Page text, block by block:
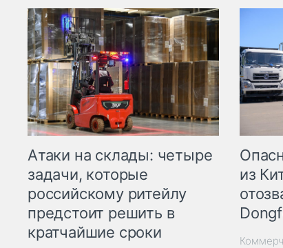
Атаки на склады: четыре
задачи, которые
российскому ритейлу
предстоит решить в
кратчайшие сроки
из